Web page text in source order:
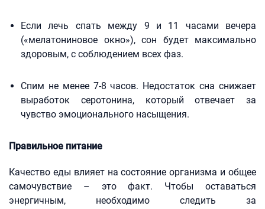
Если лечь спать между 9 и 11 часами вечера
(«мелатониновое окно»), сон будет максимально
здоровым, с соблюдением всех фаз.
Спим не менее 7-8 часов. Недостаток сна снижает
выработок серотонина, который отвечает за
чувство эмоционального насыщения.
Правильное питание
Качество еды влияет на состояние организма и общее
самочувствие – это факт. Чтобы оставаться
энергичным, необходимо следить за